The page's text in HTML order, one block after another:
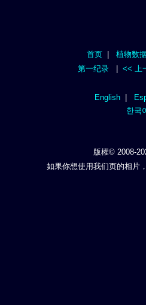
首页
植物数
第一纪录| << 上
English|
한국
版權© 2008-
如果你想使用我们页的相片